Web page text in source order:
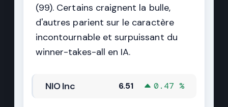
(99). Certains craignent la bulle,
d'autres parient sur le caractère
incontournable et surpuissant du
winner-takes-all en IA.
NIO Inc 6.51 0.47 %